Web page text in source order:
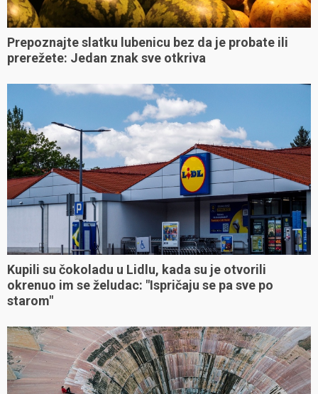
Prepoznajte slatku lubenicu bez da je probate ili
prerežete: Jedan znak sve otkriva
Kupili su čokoladu u Lidlu, kada su je otvorili
okrenuo im se želudac: "Ispričaju se pa sve po
starom"